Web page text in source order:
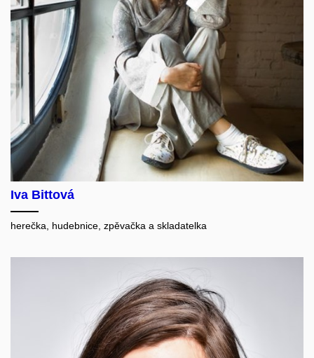
Iva Bittová
herečka, hudebnice, zpěvačka a skladatelka